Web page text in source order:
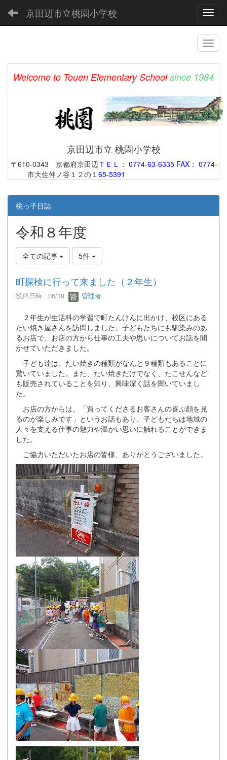
京田辺市立桃園小学校
Welcome to Touen Elementary School since 1984
京田辺市立 桃園小学校
〒610-0343 京都府京田辺
市大住仲ノ谷１２の１
ＴＥＬ： 0774-63-6335 FAX： 0774-
65-5391
桃っ子日誌
令和８年度
全ての記事 5件
町探検に行って来ました（２年生）
投稿日時 : 06/19 管理者
２年生が生活科の学習で町たんけんに出かけ、校区にある
たい焼き屋さんを訪問しました。子どもたちにも馴染みのあ
るお店で、お店の方から仕事の工夫や思いについてお話を聞
かせていただきました。
子ども達は、たい焼きの種類がなんと９種類もあることに
驚いていました。また、たい焼きだけでなく、たこせんなど
も販売されていることを知り、興味深く話を聞いていまし
た。
お店の方からは、「買ってくださるお客さんの喜ぶ顔を見
るのが楽しみです」というお話もあり、子どもたちは地域の
人々を支える仕事の魅力や温かい思いに触れることができま
した。
ご協力いただいたお店の皆様、ありがとうございました。